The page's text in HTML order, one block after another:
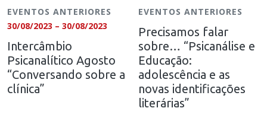
EVENTOS ANTERIORES
30/08/2023 – 30/08/2023
Intercâmbio
Psicanalítico Agosto
“Conversando sobre a
clínica”
EVENTOS ANTERIORES
Precisamos falar
sobre… “Psicanálise e
Educação:
adolescência e as
novas identificações
literárias”